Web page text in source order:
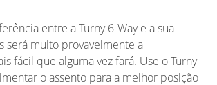
entre a Turny 6-Way e a sua
será muito provavelmente a
fácil que alguma vez fará. Use o Turny
o assento para a melhor posição